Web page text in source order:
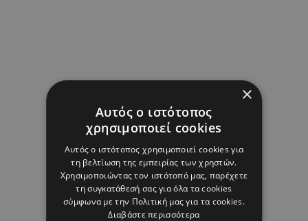
×
Αυτός ο ιστότοπος
χρησιμοποιεί cookies
Αυτός ο ιστότοπος χρησιμοποιεί cookies για
τη βελτίωση της εμπειρίας των χρηστών.
Χρησιμοποιώντας τον ιστότοπό μας, παρέχετε
τη συγκατάθεσή σας για όλα τα cookies
σύμφωνα με την Πολιτική μας για τα cookies.
Διαβάστε περισσότερα